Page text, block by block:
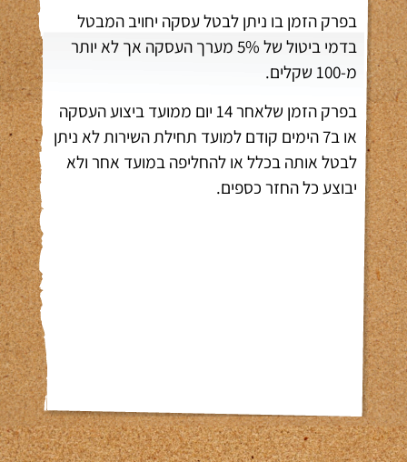
בפרק הזמן בו ניתן לבטל עסקה יחויב המבטל
בדמי ביטול של 5% מערך העסקה אך לא יותר
מ-100 שקלים.
בפרק הזמן שלאחר 14 יום ממועד ביצוע העסקה
או ב7 הימים קודם למועד תחילת השירות לא ניתן
לבטל אותה בכלל או להחליפה במועד אחר ולא
יבוצע כל החזר כספים.